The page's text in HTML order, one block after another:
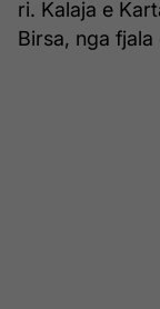
ri. Kalaja e
Birsa, nga